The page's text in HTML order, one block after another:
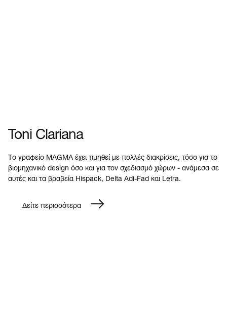
Toni Clariana
Το γραφείο MAGMA έχει τιμηθεί με πολλές διακρίσεις, τόσο για το
βιομηχανικό design όσο και για τον σχεδιασμό χώρων - ανάμεσα σε
αυτές και τα βραβεία Hispack, Delta Adi-Fad και Letra.
Δείτε περισσότερα